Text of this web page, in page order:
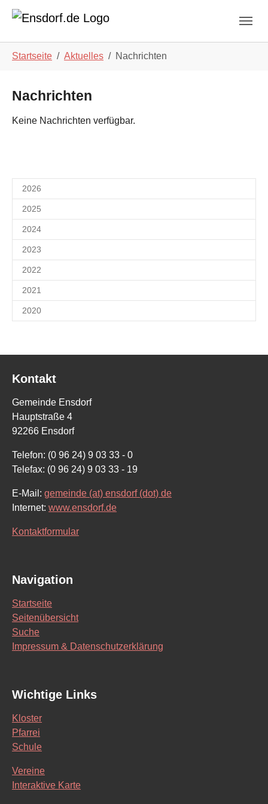
Startseite Aktuelles Nachrichten
Nachrichten
Keine Nachrichten verfügbar.
2026
2025
2024
2023
2022
2021
2020
Kontakt
Gemeinde Ensdorf
Hauptstraße 4
92266 Ensdorf
Telefon: (0 96 24) 9 03 33 - 0
Telefax: (0 96 24) 9 03 33 - 19
E-Mail: gemeinde (at) ensdorf (dot) de
Internet: www.ensdorf.de
Kontaktformular
Navigation
Startseite
Seitenübersicht
Suche
Impressum & Datenschutzerklärung
Wichtige Links
Kloster
Pfarrei
Schule
Vereine
Interaktive Karte